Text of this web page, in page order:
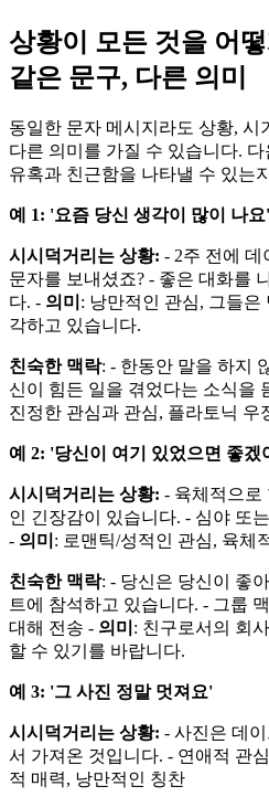
상황이 모든 것을 어
같은 문구, 다른 의미
동일한 문자 메시지라도 상황, 시
다른 의미를 가질 수 있습니다.
유혹과 친근함을 나타낼 수 있는
예 1: '요즘 당신 생각이 많이 나요'
시시덕거리는 상황: - 2주 전에 데
문자를 보내셨죠? - 좋은 대화를
다. - 의미 : 낭만적인 관심, 그들은
각하고 있습니다.
친숙한 맥락: - 한동안 말을 하지
신이 힘든 일을 겪었다는 소식을
진정한 관심과 관심, 플라토닉 우
예 2: '당신이 여기 있었으면 좋겠
시시덕거리는 상황: - 육체적으로
인 긴장감이 있습니다. - 심야 또
- 의미 : 로맨틱/성적인 관심, 육체
친숙한 맥락: - 당신은 당신이 좋
트에 참석하고 있습니다. - 그룹
대해 전송 - 의미 : 친구로서의 회
할 수 있기를 바랍니다.
예 3: '그 사진 정말 멋져요'
시시덕거리는 상황: - 사진은 데
서 가져온 것입니다. - 연애적 관
적 매력, 낭만적인 칭찬